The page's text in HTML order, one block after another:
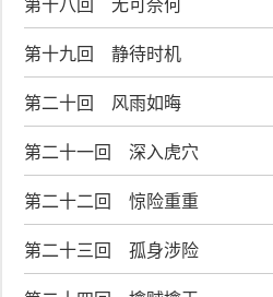
第十八回 无可奈何
第十九回 静待时机
第二十回 风雨如晦
第二十一回 深入虎穴
第二十二回 惊险重重
第二十三回 孤身涉险